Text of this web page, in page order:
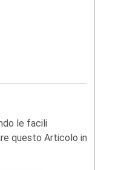
le facili
questo Articolo in